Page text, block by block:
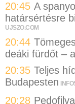
20:45 A
határsértésre
UJSZO.COM
20:44
deáki fürdőt –
20:35 Teljes
Budapesten
20:28